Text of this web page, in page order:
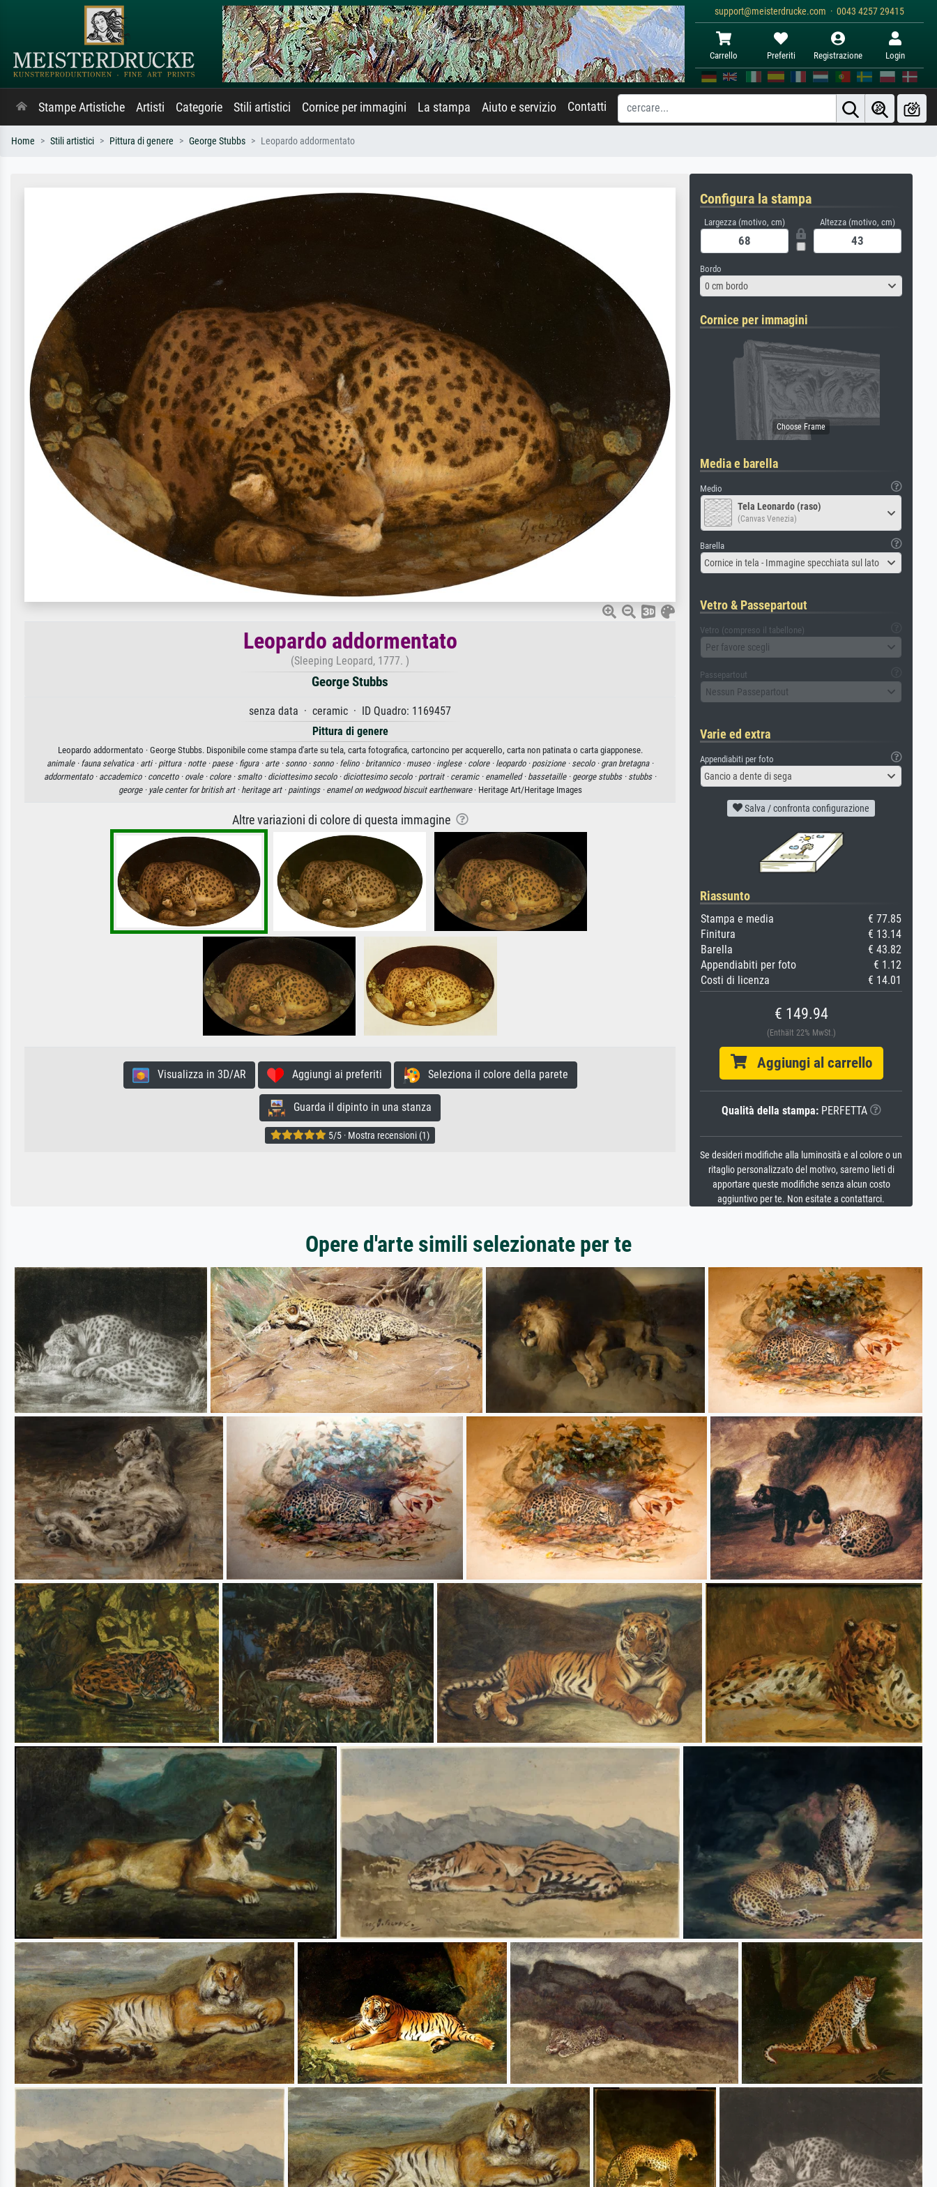
support@meisterdrucke.com · 0043 4257 29415
Carrello Preferiti Registrazione Login
Stampe Artistiche Artisti Categorie Stili artistici Cornice per immagini La stampa Aiuto e servizio Contatti
Home Stili artistici Pittura di genere George Stubbs Leopardo addormentato
Leopardo addormentato
(Sleeping Leopard, 1777. )
George Stubbs
senza data · ceramic · ID Quadro: 1169457
Pittura di genere
Leopardo addormentato · George Stubbs. Disponibile come stampa d'arte su tela, carta fotografica, cartoncino per acquerello, carta non patinata o carta giapponese.
animale · fauna selvatica · arti · pittura · notte · paese · figura · arte · sonno · sonno · felino · britannico · museo · inglese · colore · leopardo · posizione · secolo · gran bretagna ·
addormentato · accademico · concetto · ovale · colore · smalto · diciottesimo secolo · diciottesimo secolo · portrait · ceramic · enamelled · bassetaille · george stubbs · stubbs ·
george · yale center for british art · heritage art · paintings · enamel on wedgwood biscuit earthenware· Heritage Art/Heritage Images
Altre variazioni di colore di questa immagine
Visualizza in 3D/AR Aggiungi ai preferiti Seleziona il colore della parete
Guarda il dipinto in una stanza
5/5 · Mostra recensioni (1)
Configura la stampa
Largezza (motivo, cm) Altezza (motivo, cm)
Bordo
0 cm bordo
Cornice per immagini
Media e barella
Medio
Tela Leonardo (raso)
(Canvas Venezia)
Barella
Cornice in tela - Immagine specchiata sul lato
Vetro & Passepartout
Vetro (compreso il tabellone)
Per favore scegli
Passepartout
Nessun Passepartout
Varie ed extra
Appendiabiti per foto
Gancio a dente di sega
Salva / confronta configurazione
Riassunto
Stampa e media
€ 77.85
Finitura
€ 13.14
Barella
€ 43.82
Appendiabiti per foto
€ 1.12
Costi di licenza
€ 14.01
€ 149.94
(Enthält 22% MwSt.)
Aggiungi al carrello
Qualità della stampa:PERFETTA
Se desideri modifiche alla luminosità e al colore o un
ritaglio personalizzato del motivo, saremo lieti di
apportare queste modifiche senza alcun costo
aggiuntivo per te. Non esitate a contattarci.
Opere d'arte simili selezionate per te